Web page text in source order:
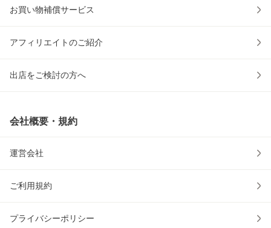
お買い物補償サービス
アフィリエイトのご紹介
出店をご検討の方へ
会社概要・規約
運営会社
ご利用規約
プライバシーポリシー